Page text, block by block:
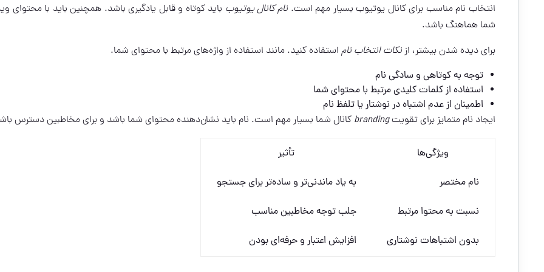
انتخاب نام مناسب برای کانال یوتیوب بسیار مهم است. نام کانال یوتیوب باید کوتاه و قابل یادگیری باشد. همچنین باید با محتوای
شما هماهنگ باشد.
برای دیده شدن بیشتر، ازنکات انتخاب نام استفاده کنید. مانند استفاده از واژه‌های مرتبط با محتوای شما.
توجه به کوتاهی و سادگی نام
استفاده از کلمات کلیدی مرتبط با محتوای شما
اطمینان از عدم اشتباه در نوشتار یا تلفظ نام
ایجاد نام متمایز برای تقویتbranding کانال شما بسیار مهم است. نام باید نشان‌دهنده محتوای شما باشد و برای مخاطبین دسترس
ویژگی‌ها
تأثیر
نام مختصر
به یاد ماندنی‌تر و ساده‌تر برای جستجو
نسبت به محتوا مرتبط
جلب توجه مخاطبین مناسب
بدون اشتباهات نوشتاری
افزایش اعتبار و حرفه‌ای بودن